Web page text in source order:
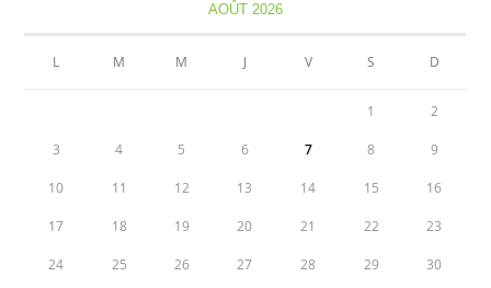
AOÛT 2026
L M M J V S D
1 2
3 4 5 6 7 8 9
10 11 12 13 14 15 16
17 18 19 20 21 22 23
24 25 26 27 28 29 30